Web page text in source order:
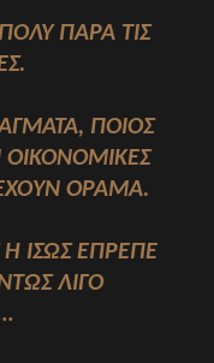
ΠΑΡΆ ΤΙΣ
ΠΟΙΌΣ
ΟΙΚΟΝΟΜΙΚΈΣ
ΌΡΑΜΑ.
ΊΣΩΣ ΈΠΡΕΠΕ Ν
ΛΊΓΟ Π